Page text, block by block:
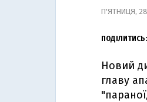
П'ЯТНИЦЯ,
ПОДІЛИТИСЬ:
Новий
главу